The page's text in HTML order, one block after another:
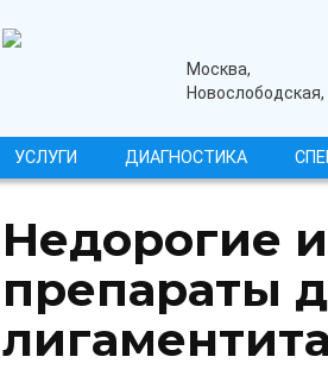
медицинский центрМосква,
Новослободская,
УСЛУГИ ДИАГНОСТИКА
Недорогие
препараты